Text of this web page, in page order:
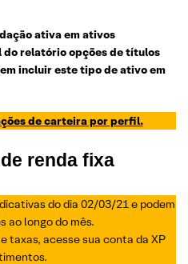
ativa em ativos
relatório opções de títulos
incluir este tipo de ativo em
de carteira por perfil.
renda fixa
do dia 02/03/21 e podem
ao longo do mês.
taxas, acesse sua conta da XP